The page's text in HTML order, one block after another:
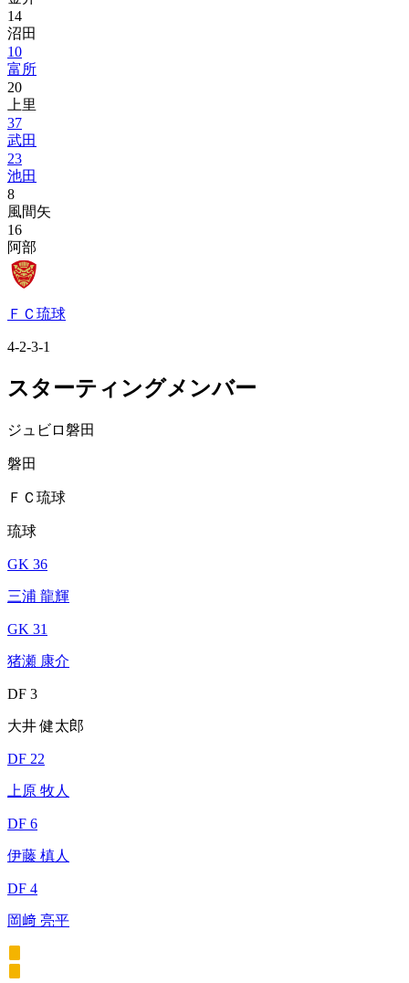
14
沼田
10
富所
20
上里
37
武田
23
池田
8
風間矢
16
阿部
ＦＣ琉球
4-2-3-1
スターティングメンバー
ジュビロ磐田
磐田
ＦＣ琉球
琉球
GK 36
三浦 龍輝
GK 31
猪瀬 康介
DF 3
大井 健太郎
DF 22
上原 牧人
DF 6
伊藤 槙人
DF 4
岡﨑 亮平